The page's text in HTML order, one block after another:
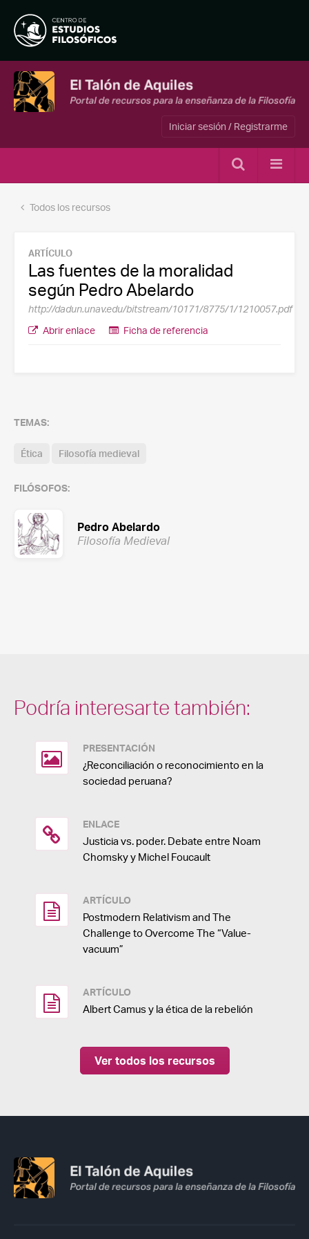
Iniciar sesión / Registrarme
Todos los recursos
ARTÍCULO
Las fuentes de la moralidad
según Pedro Abelardo
http://dadun.unav.edu/bitstream/10171/8775/1/1210057.pdf
Abrir enlace
Ficha de referencia
TEMAS:
Ética Filosofía medieval
FILÓSOFOS:
Pedro Abelardo
Filosofía Medieval
Podría interesarte también:
PRESENTACIÓN
¿Reconciliación o reconocimiento en la
sociedad peruana?
ENLACE
Justicia vs. poder. Debate entre Noam
Chomsky y Michel Foucault
ARTÍCULO
Postmodern Relativism and The
Challenge to Overcome The “Value-
vacuum”
ARTÍCULO
Albert Camus y la ética de la rebelión
Ver todos los recursos